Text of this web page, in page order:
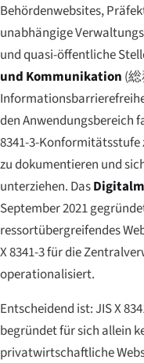
Behördenwebsites,
unabhängige
und quasi-öffentliche
und Kommunikation (
den Anwendungsbereich
8341-3-
zu dokumentieren und
unterziehen. Das
September 2021
ressortübergreifendes
X 8341-3 für die
operationalisiert.
Entscheidend ist: JIS X
begründet für sich allein
privatwirtschaftliche